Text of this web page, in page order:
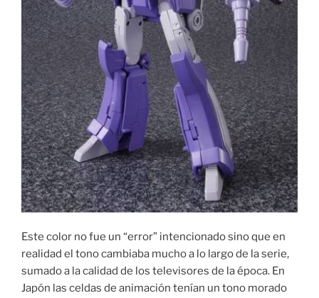
Este color no fue un “error” intencionado sino que en
realidad el tono cambiaba mucho a lo largo de la serie,
sumado a la calidad de los televisores de la época. En
Japón las celdas de animación tenían un tono morado